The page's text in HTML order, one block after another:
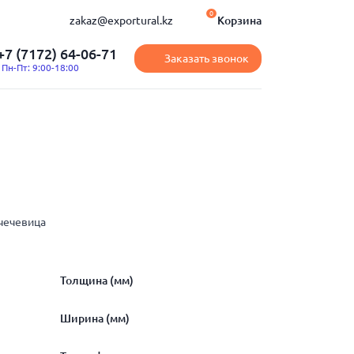
zakaz@exportural.kz Корзина
0
(7172) 64-06-71
Пн-Пт: 9:00-18:00
Заказать звонок
Толщина (мм)
Ширина (мм)